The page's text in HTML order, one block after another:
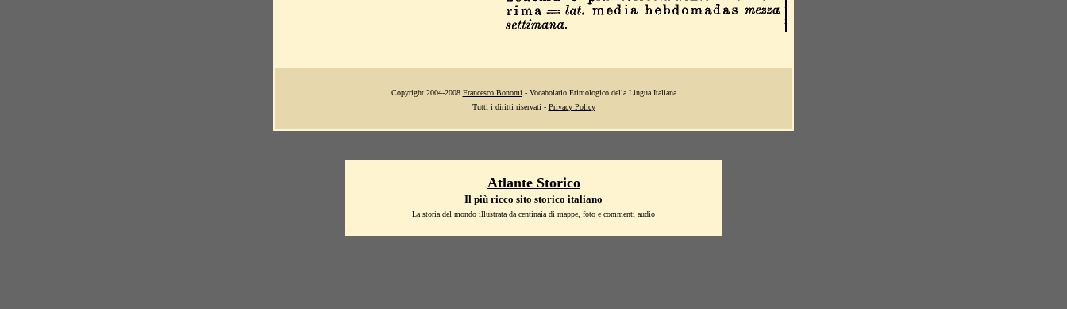
Copyright 2004-2008 Francesco Bonomi - Vocabolario Etimologico della Lingua Italiana
Tutti i diritti riservati - Privacy Policy
Atlante Storico
Il più ricco sito storico italiano
La storia del mondo illustrata da centinaia di mappe, foto e commenti audio